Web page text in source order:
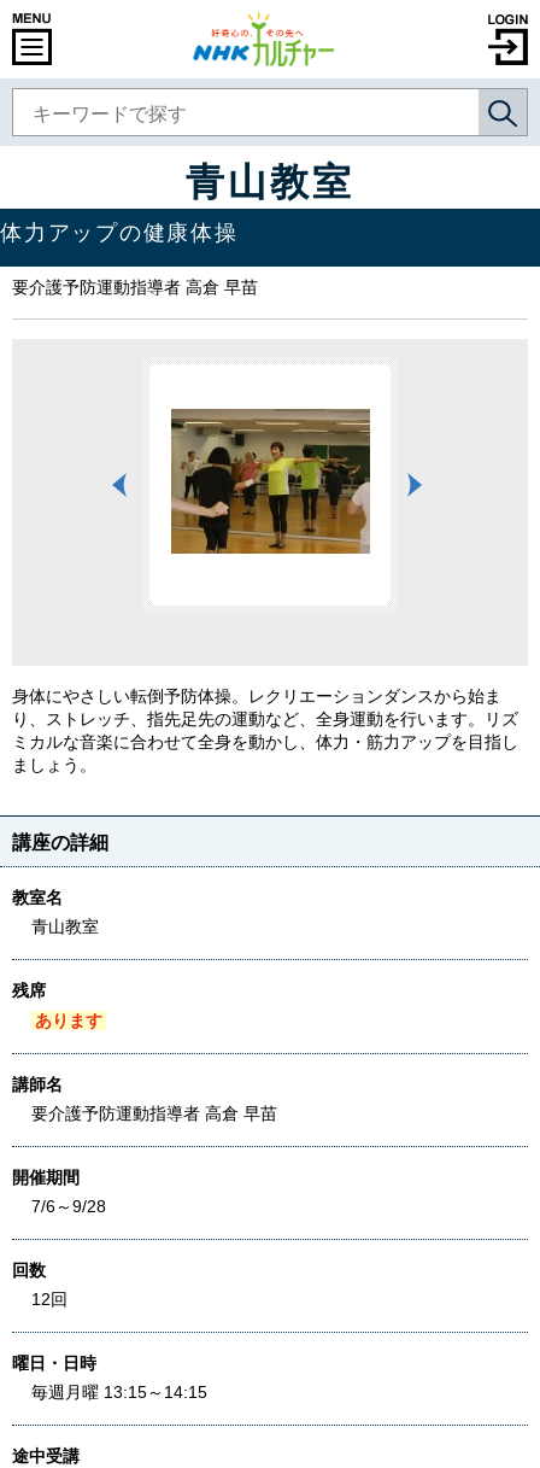
青山教室
体力アップの健康体操
要介護予防運動指導者 高倉 早苗
身体にやさしい転倒予防体操。レクリエーションダンスから始ま
り、ストレッチ、指先足先の運動など、全身運動を行います。リズ
ミカルな音楽に合わせて全身を動かし、体力・筋力アップを目指し
ましょう。
講座の詳細
教室名
青山教室
残席
あります
講師名
要介護予防運動指導者 高倉 早苗
開催期間
7/6～9/28
回数
12回
曜日・日時
毎週月曜 13:15～14:15
途中受講